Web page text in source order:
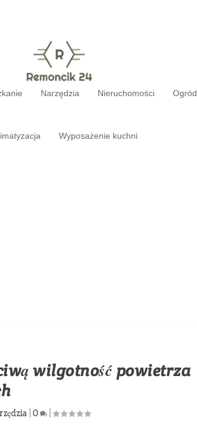
Narzędzia Nieruchomości Ogród
Wyposażenie kuchni
wilgotność powietrza
0 |